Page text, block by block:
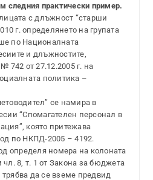
следния практически пример.
с длъжност “старши
г. определянето на групата
по Националната
и длъжностите,
742 от 27.12.2005 г. на
политика –
се намира в
“Спомагателен персонал в
която притежава
по НКПД-2005 – 4192.
определя номера на колоната
8, т. 1 от Закона за бюджета
да се вземе предвид